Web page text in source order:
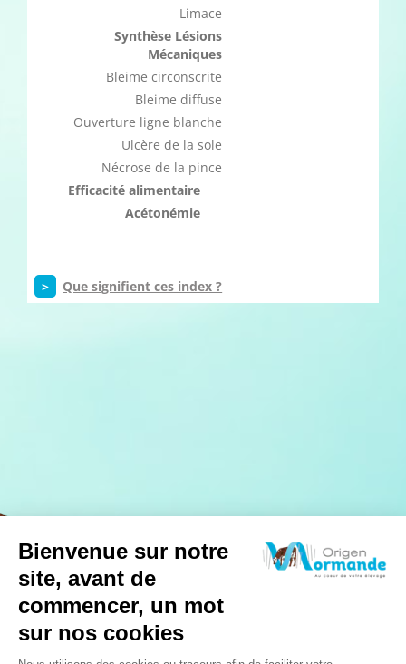
Limace
Synthèse Lésions
Mécaniques
Bleime circonscrite
Bleime diffuse
Ouverture ligne blanche
Ulcère de la sole
Nécrose de la pince
Efficacité alimentaire
Acétonémie
> Que signifient ces index ?